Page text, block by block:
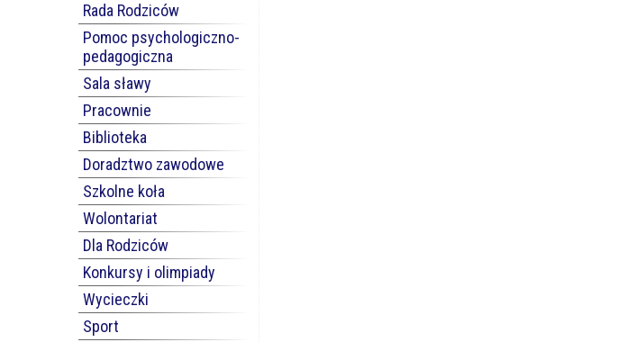
Rada Rodziców
Pomoc psychologiczno-
pedagogiczna
Sala sławy
Pracownie
Biblioteka
Doradztwo zawodowe
Szkolne koła
Wolontariat
Dla Rodziców
Konkursy i olimpiady
Wycieczki
Sport